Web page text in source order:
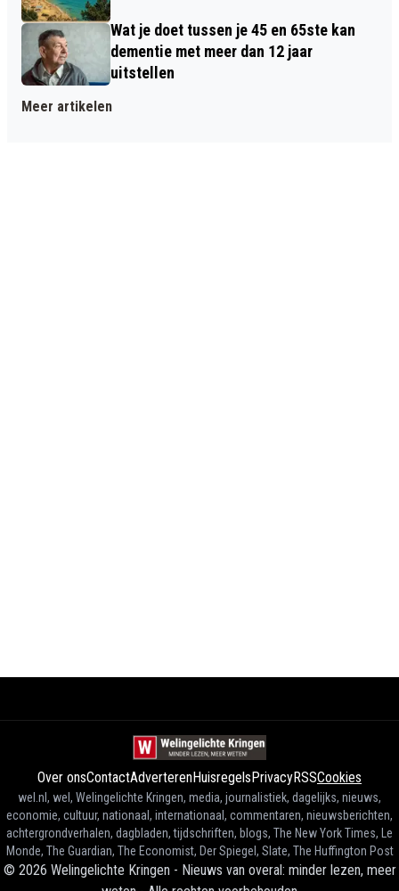
Wat je doet tussen je 45 en 65ste kan
dementie met meer dan 12 jaar
uitstellen
Meer artikelen
Over onsContactAdverterenHuisregels PrivacyRSSCookies
wel.nl, wel, Welingelichte Kringen, media, journalistiek, dagelijks, nieuws,
economie, cultuur, nationaal, internationaal, commentaren, nieuwsberichten,
achtergrondverhalen, dagbladen, tijdschriften, blogs, The New York Times, Le
Monde, The Guardian, The Economist, Der Spiegel, Slate, The Huffington Post
© 2026 Welingelichte Kringen - Nieuws van overal: minder lezen, meer